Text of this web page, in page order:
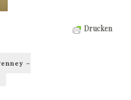
Drucken
–